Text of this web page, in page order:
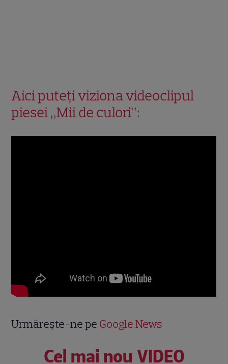
Aici puteți viziona videoclipul
piesei „Mii de culori”:
Urmărește-ne pe Google News
Cel mai nou VIDEO